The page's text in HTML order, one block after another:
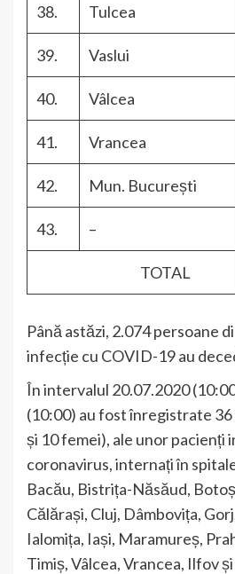
38. Tulcea
39. Vaslui
40. Vâlcea
41. Vrancea
42. Mun. București
43. –
TOTAL
Până astăzi, 2.074 persoane
infecție cu COVID-19 au
În intervalul 20.07.2020
(10:00) au fost înregistrate 36
și 10 femei), ale unor pacienți
coronavirus, internați în
Bacău, Bistrița-Năsăud,
Călărași, Cluj, Dâmbovița,
Ialomița, Iași, Maramureș,
Timiș, Vâlcea, Vrancea, Ilfov